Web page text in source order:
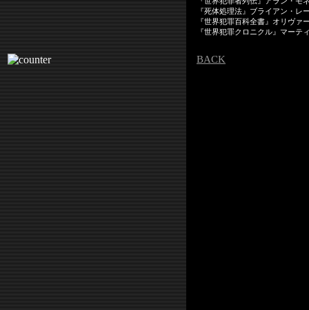
『死体処理法』ブライアン・レ
『世界犯罪百科全書』オリヴァ
『世界犯罪クロニクル』マーテ
BACK